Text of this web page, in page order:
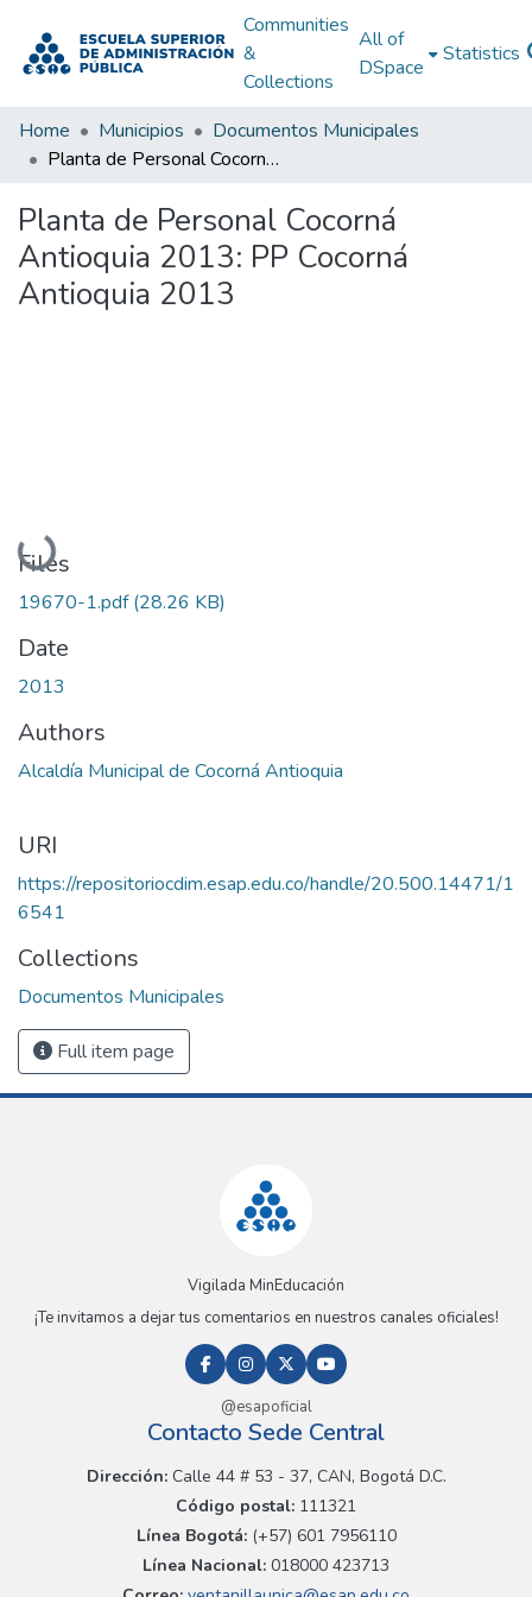
Communities
&
Collections
All of
DSpace
Statistics
Home Municipios
Documentos Municipales
Planta de Personal Cocorná Antioquia 2013: PP Cocorná Antioquia 2013
Planta de Personal Cocorná
Antioquia 2013: PP Cocorná
Antioquia 2013
Loading...
Files
19670-1.pdf(28.26 KB)
Date
2013
Authors
Alcaldía Municipal de Cocorná Antioquia
URI
https://repositoriocdim.esap.edu.co/handle/20.500.14471/1
6541
Collections
Documentos Municipales
Full item page
Vigilada MinEducación
¡Te invitamos a dejar tus comentarios en nuestros canales oficiales!
@esapoficial
Contacto Sede Central
Dirección:Calle 44 # 53 - 37, CAN, Bogotá D.C.
Código postal: 111321
Línea Bogotá:(+57) 601 7956110
Línea Nacional: 018000 423713